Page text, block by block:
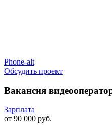
Phone-alt
Обсудить проект
Вакансия
Зарплата
от 90 000 руб.